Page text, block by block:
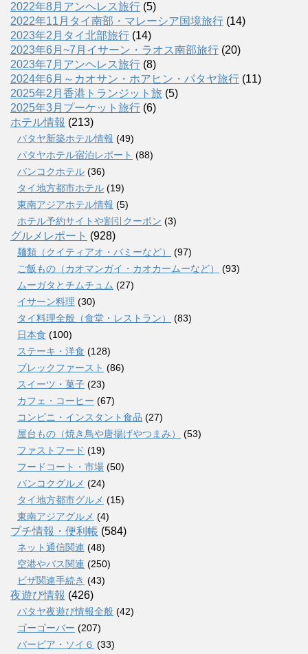
2022年8月アンヘレス旅行 (5)
2022年11月タイ南部・マレーシア国境旅行 (14)
2023年2月タイ北部旅行 (14)
2023年6月~7月イサーン・ラオス南部旅行 (20)
2023年7月アンヘレス旅行 (8)
2024年6月～カオサン・ホアヒン・パタヤ旅行 (11)
2025年2月香港トランジット旅 (5)
2025年3月プーケット旅行 (6)
ホテル情報 (213)
パタヤ新築ホテル情報 (49)
パタヤホテル宿泊レポート (88)
バンコクホテル (36)
タイ地方都市ホテル (19)
東南アジアホテル情報 (5)
ホテル予約サイトや割引クーポン (3)
グルメレポート (928)
麺類（クイティアオ・バミーなど）
(97)
ご飯もの（カオマンガイ・カオカームーなど）
(93)
ムーガタとチムチュム (27)
イサーン料理 (30)
タイ料理全般（食堂・レストラン）
(83)
日本食 (100)
ステーキ・洋食 (128)
ブレックファースト (86)
スイーツ・菓子 (23)
カフェ・コーヒー (67)
コンビニ・インスタント食品 (27)
屋台もの（焼き鳥や唐揚げやつまみ）
(53)
ファストフード (19)
フードコート・市場 (50)
バンコクグルメ (24)
タイ地方都市グルメ (15)
東南アジアグルメ (4)
プチ情報・便利帳 (584)
ネット通信関連 (48)
空港やバス関連 (250)
ビザ関連手続き (43)
夜遊び情報 (426)
パタヤ夜遊び情報全般 (42)
ゴーゴーバー (207)
バービア・ソイ６ (33)